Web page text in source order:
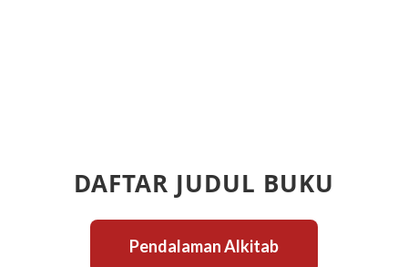
DAFTAR JUDUL BUKU
Pendalaman Alkitab